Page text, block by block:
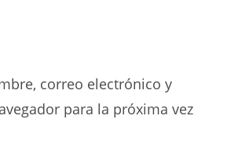
correo electrónico y
para la próxima vez